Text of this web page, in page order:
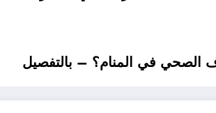
في المنام؟ – بالتفصيل